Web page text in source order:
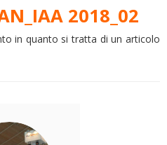
2018_02
in quanto si tratta di un articolo